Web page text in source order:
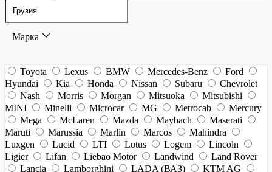
Марка
Toyota Lexus BMW Mercedes-Benz
Ford
Hyundai
Kia Honda Nissan Subaru
Chevrolet
Nash
Morris Morgan Mitsuoka
Mitsubishi
MINI
Minelli Microcar MG Metrocab
Mercury
Mega
McLaren Mazda Maybach
Maserati
Maruti
Marussia Marlin Marcos
Mahindra
Luxgen
Lucid LTI Lotus Logem
Lincoln
Ligier
Lifan Liebao Motor Landwind
Land Rover
Lancia
Lamborghini LADA (ВАЗ)
KTM AG